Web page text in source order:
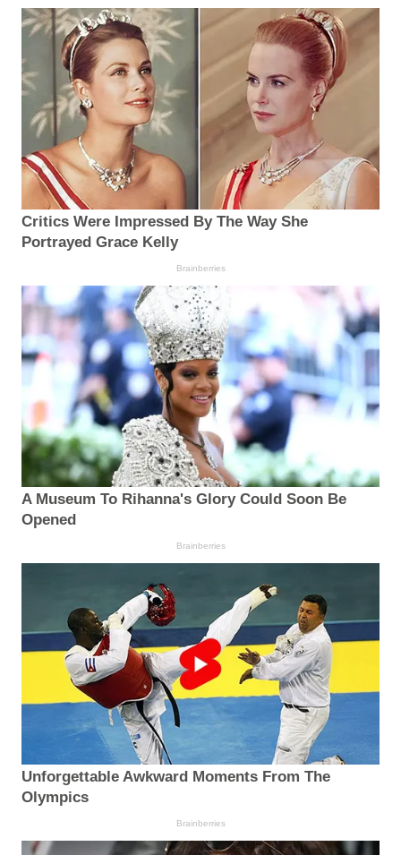
Critics Were Impressed By The Way She
Portrayed Grace Kelly
Brainberries
A Museum To Rihanna's Glory Could Soon Be
Opened
Brainberries
Unforgettable Awkward Moments From The
Olympics
Brainberries